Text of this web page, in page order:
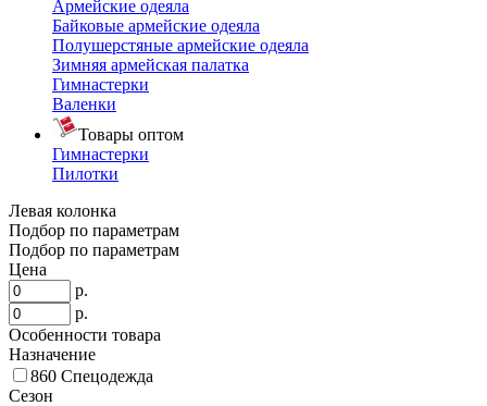
Армейские одеяла
Байковые армейские одеяла
Полушерстяные армейские одеяла
Зимняя армейская палатка
Гимнастерки
Валенки
Товары оптом
Гимнастерки
Пилотки
Левая колонка
Подбор по параметрам
Подбор по параметрам
Цена
р.
р.
Особенности товара
Назначение
860 Спецодежда
Сезон